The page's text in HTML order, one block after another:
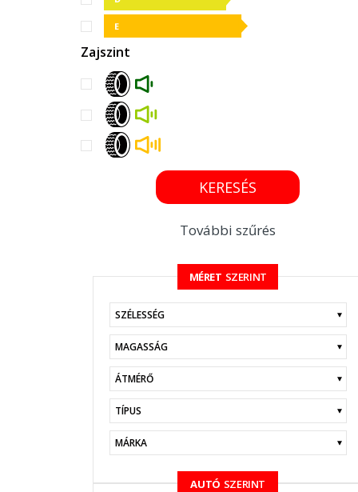
Zajszint
KERESÉS
További szűrés
MÉRET SZERINT
KERESÉS
AUTÓ SZERINT